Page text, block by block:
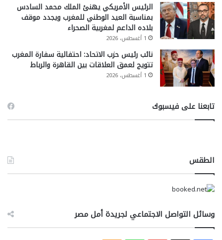
الرئيس الأمريكي يهنئ الملك محمد السادس
بمناسبة العيد الوطني للمغرب ويجدد موقف
بلاده الداعم لمغربية الصحراء
1 أغسطس، 2026
نائب رئيس حزب الاتحاد: احتفالية سفارة المغرب
تتويج لعمق العلاقات بين القاهرة والرباط
1 أغسطس، 2026
تابعنا على فيسبوك
الطقس
وسائل التواصل الاجتماعي لجريدة أمل مصر